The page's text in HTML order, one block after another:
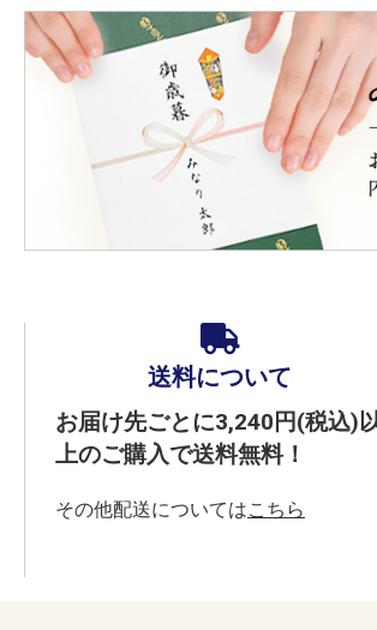
送料について
お届け先ごとに3,240円(税込)
上のご購入で送料無料！
その他配送についてはこちら